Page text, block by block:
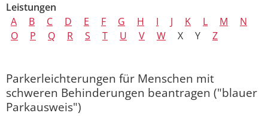
Leistungen
A
B C D E F G H I J K L M
N
O
P Q R S T U V W X Y Z
Parkerleichterungen für Menschen mit
schweren Behinderungen beantragen ("blauer
Parkausweis")